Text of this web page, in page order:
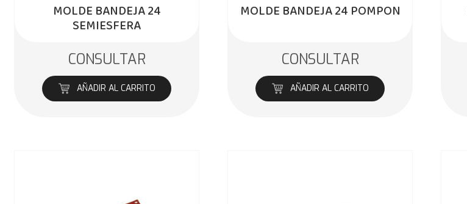
MOLDE BANDEJA 24
SEMIESFERA
CONSULTAR
AÑADIR AL CARRITO
MOLDE BANDEJA 24 POMPON
CONSULTAR
AÑADIR AL CARRITO